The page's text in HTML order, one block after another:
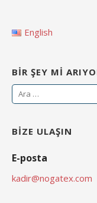
English
BIR ŞEY MI
r
a
BIZE ULAŞIN
E-posta
kadir@nogatex.com